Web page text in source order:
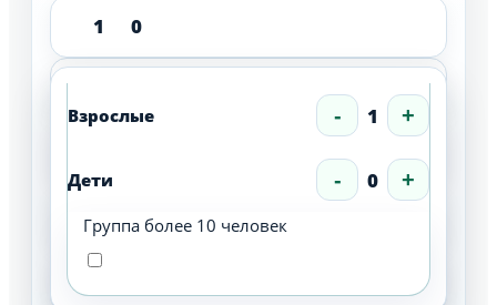
1 0
Взрослые - 1 +
Дети - 0 +
Группа более 10 человек